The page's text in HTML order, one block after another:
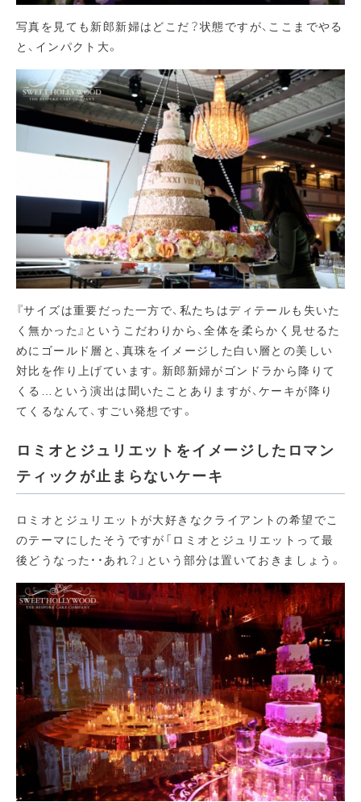
写真を見ても新郎新婦はどこだ？状態ですが、ここまでやる
と、インパクト大。
『サイズは重要だった一方で、私たちはディテールも失いた
く無かった』というこだわりから、全体を柔らかく見せるた
めにゴールド層と、真珠をイメージした白い層との美しい
対比を作り上げています。新郎新婦がゴンドラから降りて
くる…という演出は聞いたことありますが、ケーキが降り
てくるなんて、すごい発想です。
ロミオとジュリエットをイメージしたロマン
ティックが止まらないケーキ
ロミオとジュリエットが大好きなクライアントの希望でこ
のテーマにしたそうですが「ロミオとジュリエットって最
後どうなった・・あれ？」という部分は置いておきましょう。